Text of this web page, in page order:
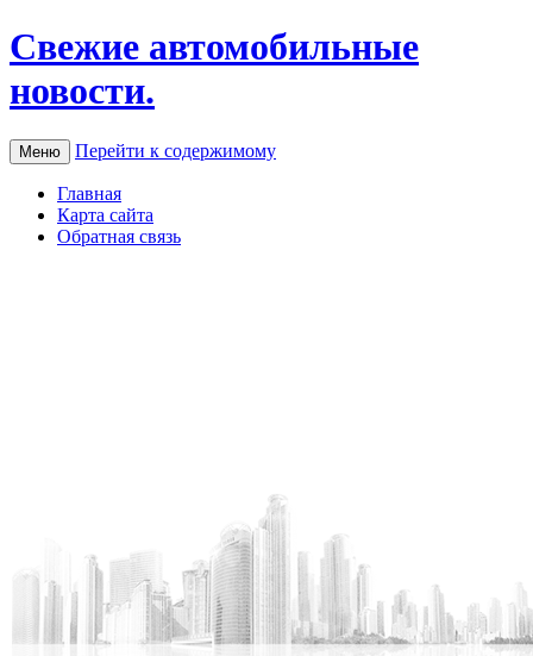
Свежие автомобильные
новости.
Меню Перейти к содержимому
Главная
Карта сайта
Обратная связь